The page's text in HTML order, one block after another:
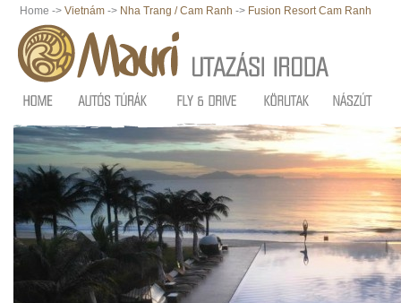
Home -> Vietnám -> Nha Trang / Cam Ranh -> Fusion Resort Cam Ranh